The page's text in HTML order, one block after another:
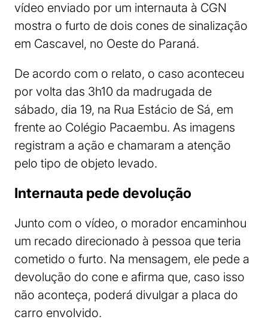
vídeo enviado por um internauta à CGN
mostra o furto de dois cones de sinalização
em Cascavel, no Oeste do Paraná.
De acordo com o relato, o caso aconteceu
por volta das 3h10 da madrugada de
sábado, dia 19, na Rua Estácio de Sá, em
frente ao Colégio Pacaembu. As imagens
registram a ação e chamaram a atenção
pelo tipo de objeto levado.
Internauta pede devolução
Junto com o vídeo, o morador encaminhou
um recado direcionado à pessoa que teria
cometido o furto. Na mensagem, ele pede a
devolução do cone e afirma que, caso isso
não aconteça, poderá divulgar a placa do
carro envolvido.